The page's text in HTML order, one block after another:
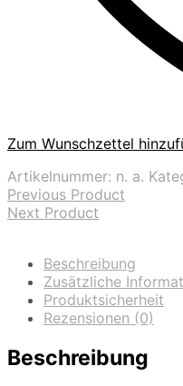
Zum Wunschzettel
Artikelnummer: n. a.
Previous Product
Next Product
Beschreibung
Zusätzliche
Produktsicherheit
Rezensionen (0)
Beschreibung